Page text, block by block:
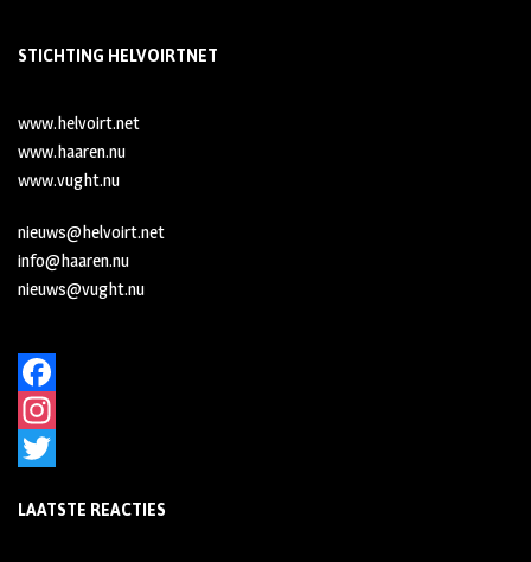
STICHTING HELVOIRTNET
www.helvoirt.net
www.haaren.nu
www.vught.nu
nieuws@helvoirt.net
info@haaren.nu
nieuws@vught.nu
F
a
LAATSTE REACTIES